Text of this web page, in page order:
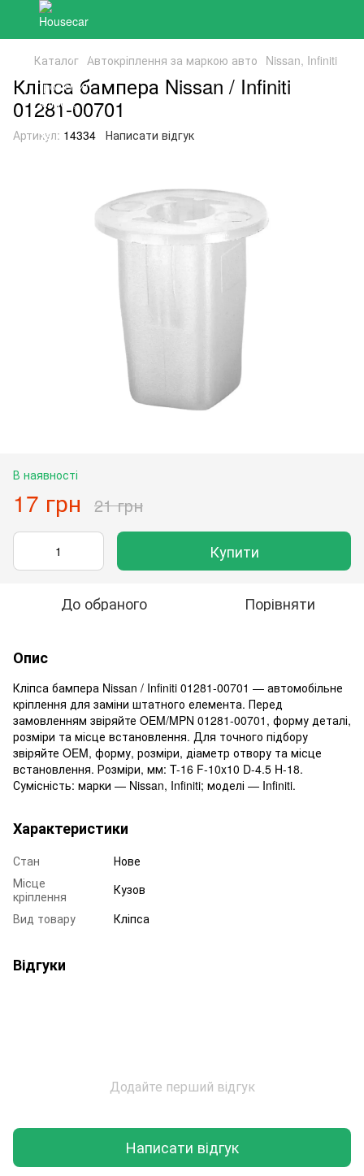
Каталог Автокріплення за маркою авто Nissan, Infiniti
Кліпса бампера Nissan / Infiniti
01281-00701
Артикул: 14334 Написати відгук
В наявності
17 грн 21 грн
Купити
До обраного Порівняти
Опис
Кліпса бампера Nissan / Infiniti 01281-00701 — автомобільне
кріплення для заміни штатного елемента. Перед
замовленням звіряйте OEM/MPN 01281-00701, форму деталі,
розміри та місце встановлення. Для точного підбору
звіряйте OEM, форму, розміри, діаметр отвору та місце
встановлення. Розміри, мм: T-16 F-10x10 D-4.5 H-18.
Сумісність: марки — Nissan, Infiniti; моделі — Infiniti.
Характеристики
Стан
Нове
Місце
кріплення
Кузов
Вид товару
Кліпса
Відгуки
Додайте перший відгук
Написати відгук